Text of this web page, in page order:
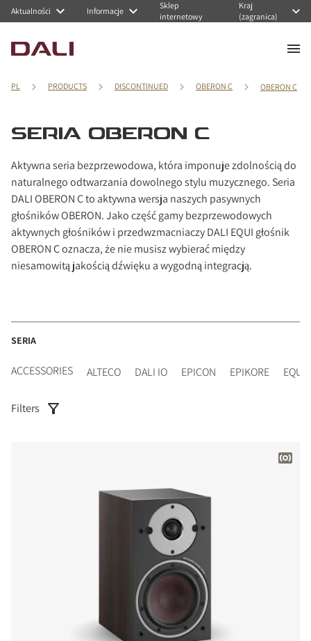
Aktualności Informacje
Sklep
internetowy
Kraj
(zagranica)
PL PRODUCTS DISCONTINUED OBERON C OBERON C
SERIA OBERON C
Aktywna seria bezprzewodowa, która imponuje zdolnością do
naturalnego odtwarzania dowolnego stylu muzycznego. Seria
DALI OBERON C to aktywna wersja naszych pasywnych
głośników OBERON. Jako część gamy bezprzewodowych
aktywnych głośników i przedwzmacniaczy DALI EQUI głośnik
OBERON C oznacza, że nie musisz wybierać między
niesamowitą jakością dźwięku a wygodną integracją.
SERIA
ACCESSORIES ALTECO DALI IO EPICON EPIKORE EQUI
Filters
Navigated to Seria OBERON C